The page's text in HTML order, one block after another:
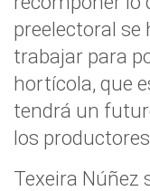
preelectoral se
trabajar para
hortícola, que
tendrá un
los
Texeira Núñez